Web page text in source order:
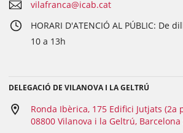
vilafranca@icab.cat
HORARI D'ATENCIÓ AL PÚBLIC: De
10 a 13h
DELEGACIÓ DE VILANOVA I LA GELTRÚ
Ronda Ibèrica, 175 Edifici Jutjats (2a
08800 Vilanova i la Geltrú, Barcelona